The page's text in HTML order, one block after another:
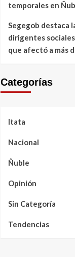
temporales en
Segegob destaca
dirigentes
que afectó a más
Categorías
Itata
Nacional
Ñuble
Opinión
Sin Categoría
Tendencias